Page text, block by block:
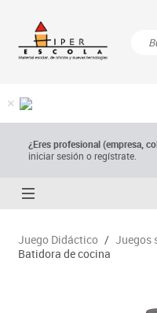
¿Eres profesional (empresa,
iniciar sesión o regístrate.
Juego Didáctico / Juegos
Batidora de cocina